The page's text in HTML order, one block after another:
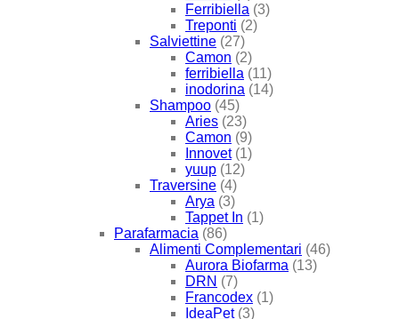
Ferribiella (3)
Treponti (2)
Salviettine (27)
Camon (2)
ferribiella (11)
inodorina (14)
Shampoo (45)
Aries (23)
Camon (9)
Innovet (1)
yuup (12)
Traversine (4)
Arya (3)
Tappet In (1)
Parafarmacia (86)
Alimenti Complementari (46)
Aurora Biofarma (13)
DRN (7)
Francodex (1)
IdeaPet (3)